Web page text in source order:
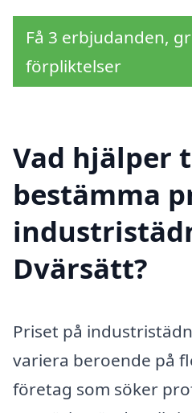
Få 3 erbjudanden,
förpliktelser
Vad hjälper
bestämma
Dvärsätt?
Priset på
variera beroende på
företag som söker